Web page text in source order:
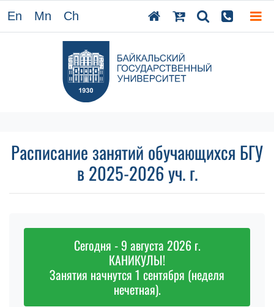
En Mn Ch
Расписание занятий обучающихся БГУ
в 2025-2026 уч. г.
Сегодня - 9 августа 2026 г.
КАНИКУЛЫ!
Занятия начнутся 1 сентября (неделя
нечетная).